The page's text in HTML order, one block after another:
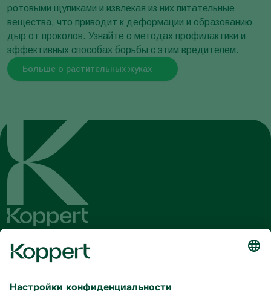
Совка огородная
Lacanobia oleracea
ротовыми щупиками и извлекая из них питательные
вещества, что приводит к деформации и образованию
дыр от проколов. Узнайте о методах профилактики и
эффективных способах борьбы с этим вредителем.
Больше о растительных жуках